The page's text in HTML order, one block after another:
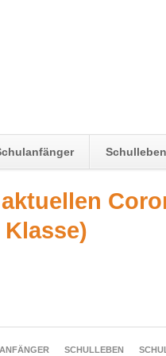
Schulleben
SCHULLEBEN